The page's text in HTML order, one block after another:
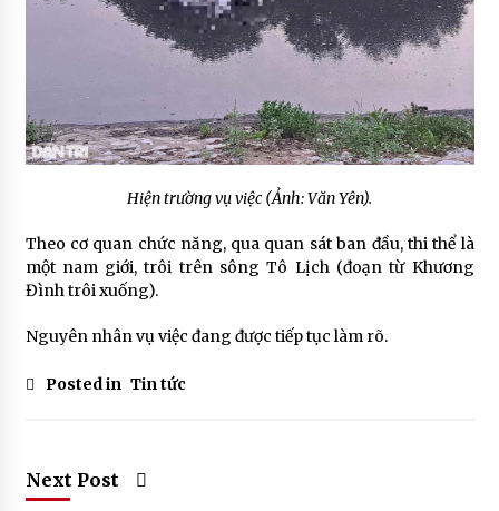
Hiện trường vụ việc (Ảnh: Văn Yên).
Theo cơ quan chức năng, qua quan sát ban đầu, thi thể là
một nam giới, trôi trên sông Tô Lịch (đoạn từ Khương
Đình trôi xuống).
Nguyên nhân vụ việc đang được tiếp tục làm rõ.
Posted in Tin tức
Next Post